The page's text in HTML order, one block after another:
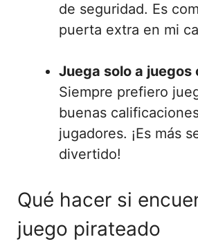
de seguridad. Es
puerta extra en mi
Juega solo a juegos
Siempre prefiero
buenas
jugadores. ¡Es más
divertido!
Qué hacer si
juego pirateado